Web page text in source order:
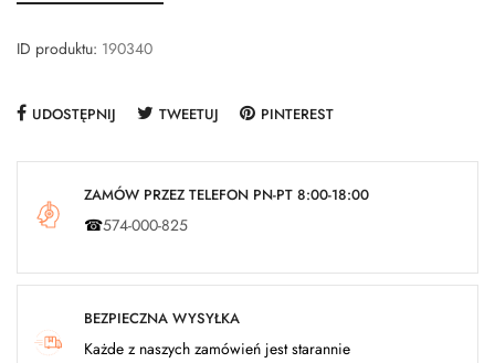
ID produktu: 190340
UDOSTĘPNIJ TWEETUJ PINTEREST
ZAMÓW PRZEZ TELEFON PN-PT 8:00-18:00
☎574-000-825
BEZPIECZNA WYSYŁKA
Każde z naszych zamówień jest starannie